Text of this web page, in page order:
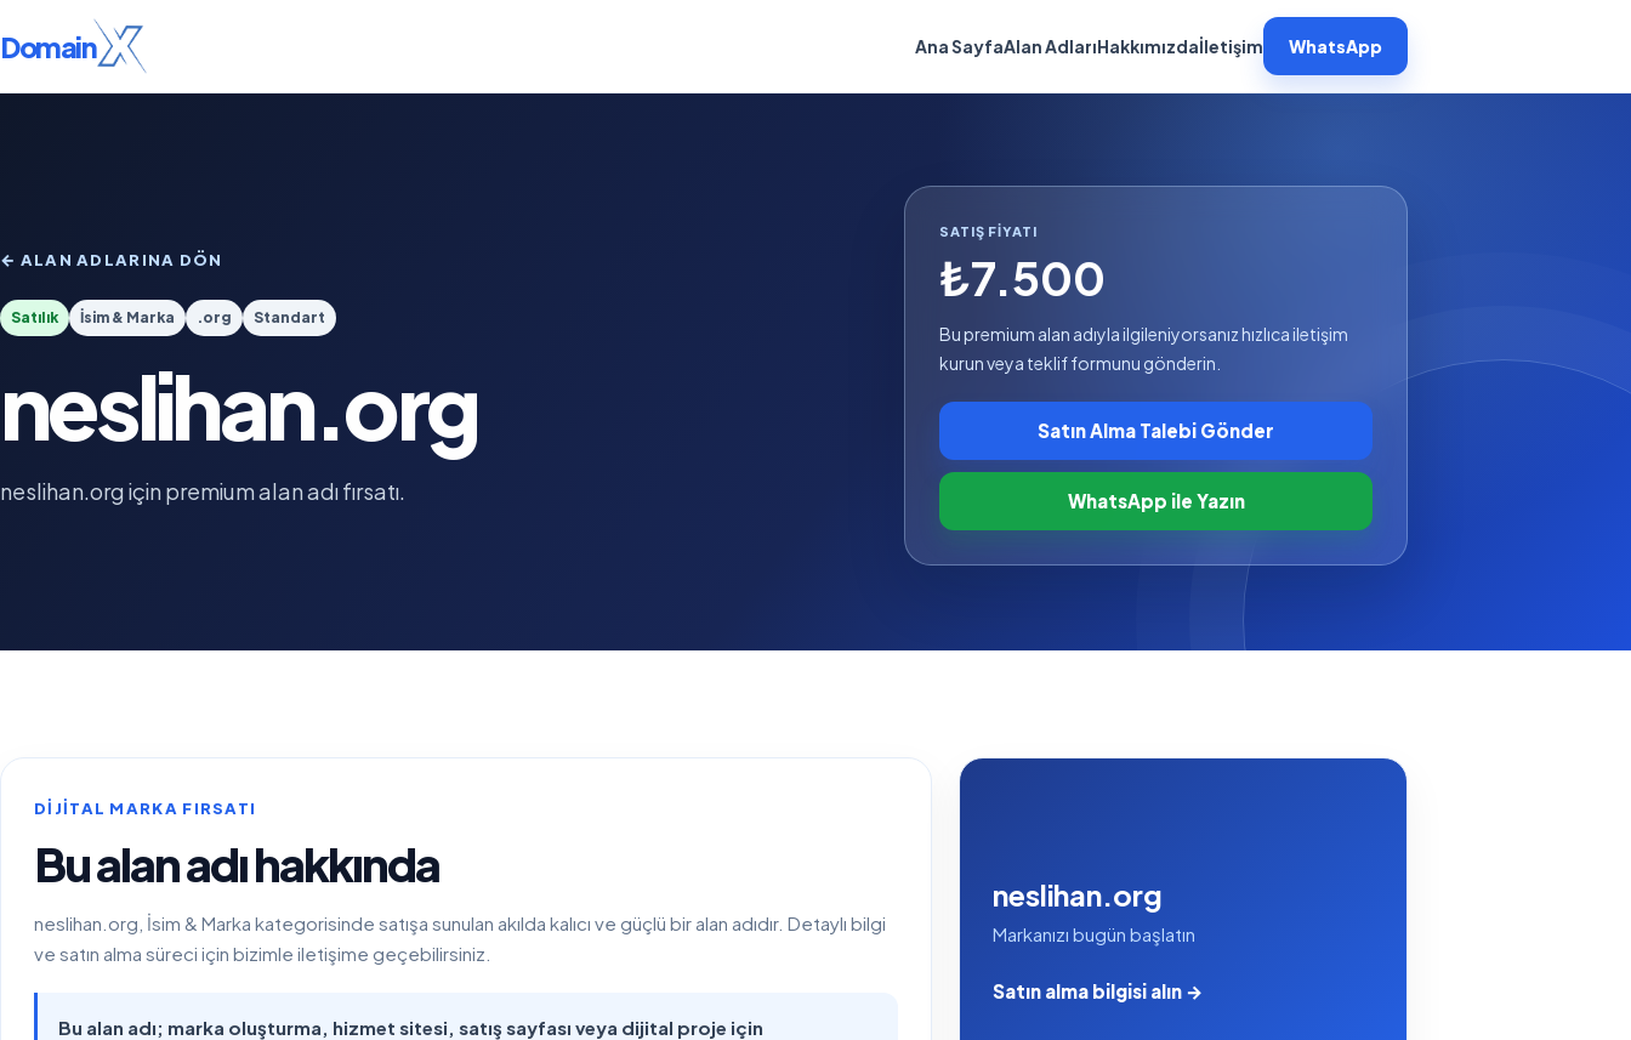
Domain Ana SayfaAlan AdlarıHakkımızdaİletişim WhatsApp
← ALAN ADLARINA DÖN
Satılık İsim & Marka .org Standart
neslihan.org
neslihan.org için premium alan adı fırsatı.
SATIŞ FIYATI
₺7.500
Bu premium alan adıyla ilgileniyorsanız hızlıca iletişim
kurun veya teklif formunu gönderin.
Satın Alma Talebi Gönder
WhatsApp ile Yazın
DIJITAL MARKA FIRSATI
Bu alan adı hakkında
neslihan.org, İsim & Marka kategorisinde satışa sunulan akılda kalıcı ve güçlü bir alan adıdır. Detaylı bilgi
ve satın alma süreci için bizimle iletişime geçebilirsiniz.
Bu alan adı; marka oluşturma, hizmet sitesi, satış sayfası veya dijital proje için
neslihan.org
Markanızı bugün başlatın
Satın alma bilgisi alın →